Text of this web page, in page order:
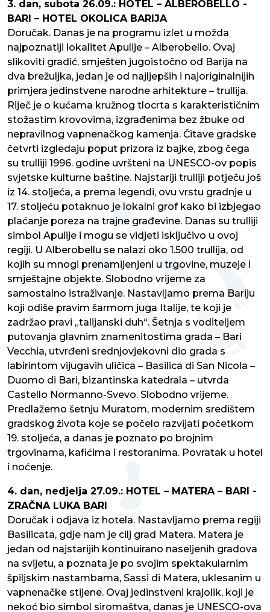
3. dan, subota 26.09.: HOTEL – ALBEROBELLO -
BARI – HOTEL OKOLICA BARIJA
Doručak. Danas je na programu izlet u možda
najpoznatiji lokalitet Apulije – Alberobello. Ovaj
slikoviti gradić, smješten jugoistočno od Barija na
dva brežuljka, jedan je od najljepših i najoriginalnijih
primjera jedinstvene narodne arhitekture – trullija.
Riječ je o kućama kružnog tlocrta s karakterističnim
stožastim krovovima, izgrađenima bez žbuke od
nepravilnog vapnenačkog kamenja. Čitave gradske
četvrti izgledaju poput prizora iz bajke, zbog čega
su trulliji 1996. godine uvršteni na UNESCO-ov popis
svjetske kulturne baštine. Najstariji trulliji potječu još
iz 14. stoljeća, a prema legendi, ovu vrstu gradnje u
17. stoljeću potaknuo je lokalni grof kako bi izbjegao
plaćanje poreza na trajne građevine. Danas su trulliji
simbol Apulije i mogu se vidjeti isključivo u ovoj
regiji. U Alberobellu se nalazi oko 1.500 trullija, od
kojih su mnogi prenamijenjeni u trgovine, muzeje i
smještajne objekte. Slobodno vrijeme za
samostalno istraživanje. Nastavljamo prema Bariju
koji odiše pravim šarmom juga Italije, te koji je
zadržao pravi „talijanski duh“. Šetnja s voditeljem
putovanja glavnim znamenitostima grada – Bari
Vecchia, utvrđeni srednjovjekovni dio grada s
labirintom vijugavih uličica – Basilica di San Nicola –
Duomo di Bari, bizantinska katedrala – utvrda
Castello Normanno-Svevo. Slobodno vrijeme.
Predlažemo šetnju Muratom, modernim središtem
gradskog života koje se počelo razvijati početkom
19. stoljeća, a danas je poznato po brojnim
trgovinama, kafićima i restoranima. Povratak u hotel
i noćenje.
4. dan, nedjelja 27.09.: HOTEL – MATERA – BARI -
ZRAČNA LUKA BARI
Doručak i odjava iz hotela. Nastavljamo prema regiji
Basilicata, gdje nam je cilj grad Matera. Matera je
jedan od najstarijih kontinuirano naseljenih gradova
na svijetu, a poznata je po svojim spektakularnim
špiljskim nastambama, Sassi di Matera, uklesanim u
vapnenačke stijene. Ovaj jedinstveni krajolik, koji je
nekoć bio simbol siromaštva, danas je UNESCO-ova